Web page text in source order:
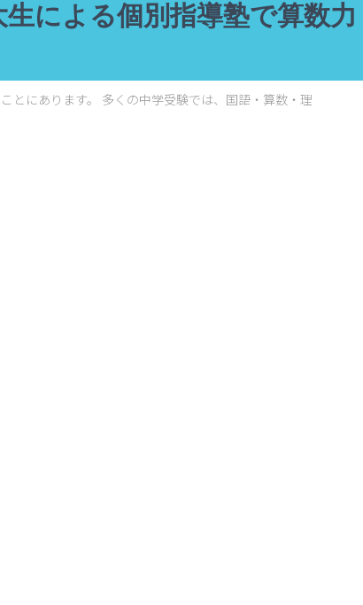
による個別指導塾で算数力
とにあります。 多くの中学受験では、国語・算数・理